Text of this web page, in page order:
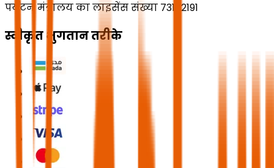
पर्यटन मंत्रालय का लाइसेंस संख्या 73102191
स्वीकृत भुगतान तरीके